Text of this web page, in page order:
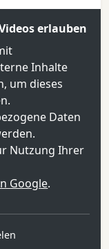
erlauben
Inhalte
um dieses
Daten
Nutzung Ihrer
Google.